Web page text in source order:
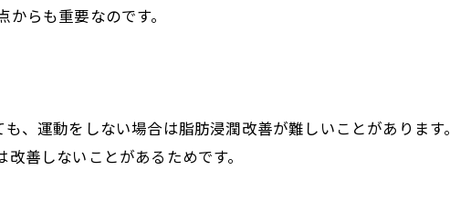
らも重要なのです。
、運動をしない場合は脂肪浸潤改善が難しいことがあります。
善しないことがあるためです。